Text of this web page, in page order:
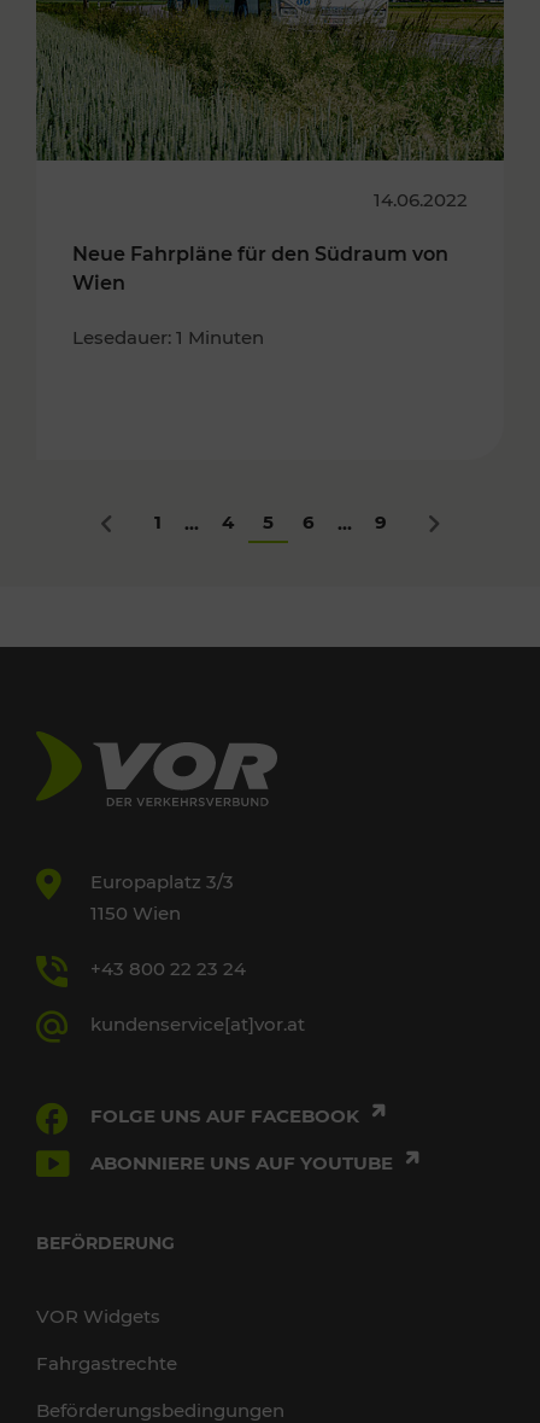
14.06.2022
Neue Fahrpläne für den Südraum von
Wien
Lesedauer: 1 Minuten
Zurück
1 ... 4 5 6 ... 9 Nächstes
Europaplatz 3/3
1150 Wien
+43 800 22 23 24
kundenservice[at]vor.at
FOLGE UNS AUF FACEBOOK
ABONNIERE UNS AUF YOUTUBE
BEFÖRDERUNG
VOR Widgets
Fahrgastrechte
Beförderungsbedingungen